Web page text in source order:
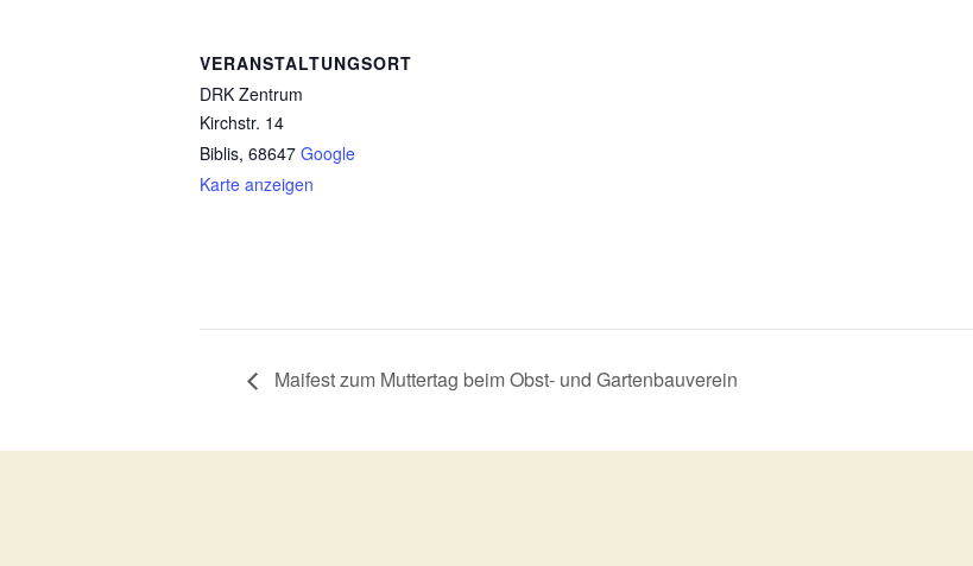
VERANSTALTUNGSORT
DRK Zentrum
Kirchstr. 14
Biblis, 68647 Google
Karte anzeigen
Maifest zum Muttertag beim Obst- und Gartenbauverein